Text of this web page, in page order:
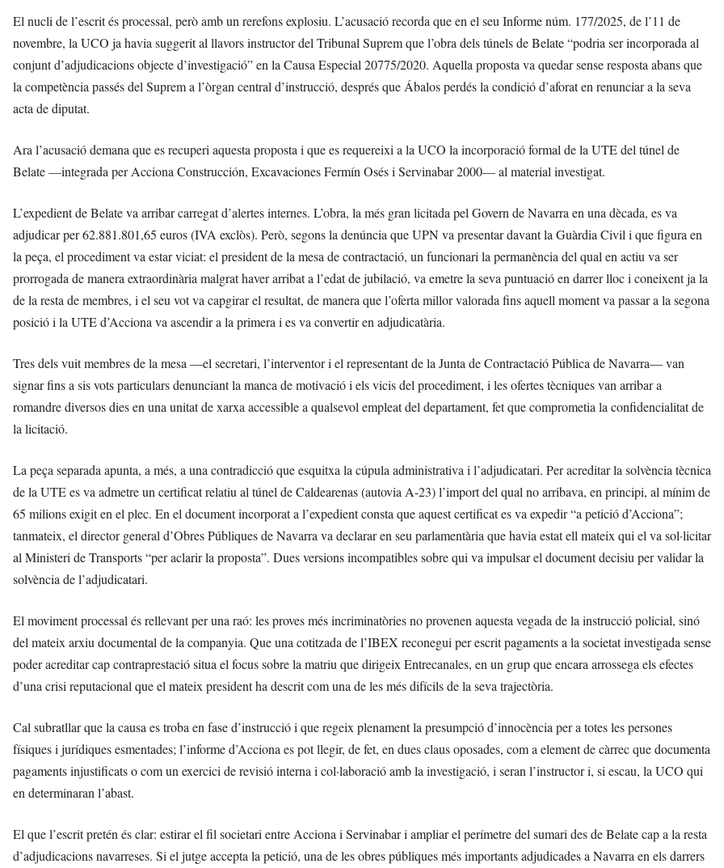
El nucli de l’escrit és processal, però amb un rerefons explosiu. L’acusació recorda que en el seu Informe núm. 177/2025, de l’11 de
novembre, la UCO ja havia suggerit al llavors instructor del Tribunal Suprem que l’obra dels túnels de Belate “podria ser incorporada al
conjunt d’adjudicacions objecte d’investigació” en la Causa Especial 20775/2020. Aquella proposta va quedar sense resposta abans que
la competència passés del Suprem a l’òrgan central d’instrucció, després que Ábalos perdés la condició d’aforat en renunciar a la seva
acta de diputat.
Ara l’acusació demana que es recuperi aquesta proposta i que es requereixi a la UCO la incorporació formal de la UTE del túnel de
Belate —integrada per Acciona Construcción, Excavaciones Fermín Osés i Servinabar 2000— al material investigat.
L’expedient de Belate va arribar carregat d’alertes internes. L’obra, la més gran licitada pel Govern de Navarra en una dècada, es va
adjudicar per 62.881.801,65 euros (IVA exclòs). Però, segons la denúncia que UPN va presentar davant la Guàrdia Civil i que figura en
la peça, el procediment va estar viciat: el president de la mesa de contractació, un funcionari la permanència del qual en actiu va ser
prorrogada de manera extraordinària malgrat haver arribat a l’edat de jubilació, va emetre la seva puntuació en darrer lloc i coneixent ja la
de la resta de membres, i el seu vot va capgirar el resultat, de manera que l’oferta millor valorada fins aquell moment va passar a la segona
posició i la UTE d’Acciona va ascendir a la primera i es va convertir en adjudicatària.
Tres dels vuit membres de la mesa —el secretari, l’interventor i el representant de la Junta de Contractació Pública de Navarra— van
signar fins a sis vots particulars denunciant la manca de motivació i els vicis del procediment, i les ofertes tècniques van arribar a
romandre diversos dies en una unitat de xarxa accessible a qualsevol empleat del departament, fet que comprometia la confidencialitat de
la licitació.
La peça separada apunta, a més, a una contradicció que esquitxa la cúpula administrativa i l’adjudicatari. Per acreditar la solvència tècnica
de la UTE es va admetre un certificat relatiu al túnel de Caldearenas (autovia A-23) l’import del qual no arribava, en principi, al mínim de
65 milions exigit en el plec. En el document incorporat a l’expedient consta que aquest certificat es va expedir “a petició d’Acciona”;
tanmateix, el director general d’Obres Públiques de Navarra va declarar en seu parlamentària que havia estat ell mateix qui el va sol·licitar
al Ministeri de Transports “per aclarir la proposta”. Dues versions incompatibles sobre qui va impulsar el document decisiu per validar la
solvència de l’adjudicatari.
El moviment processal és rellevant per una raó: les proves més incriminatòries no provenen aquesta vegada de la instrucció policial, sinó
del mateix arxiu documental de la companyia. Que una cotitzada de l’IBEX reconegui per escrit pagaments a la societat investigada sense
poder acreditar cap contraprestació situa el focus sobre la matriu que dirigeix Entrecanales, en un grup que encara arrossega els efectes
d’una crisi reputacional que el mateix president ha descrit com una de les més difícils de la seva trajectòria.
Cal subratllar que la causa es troba en fase d’instrucció i que regeix plenament la presumpció d’innocència per a totes les persones
físiques i jurídiques esmentades; l’informe d’Acciona es pot llegir, de fet, en dues claus oposades, com a element de càrrec que documenta
pagaments injustificats o com un exercici de revisió interna i col·laboració amb la investigació, i seran l’instructor i, si escau, la UCO qui
en determinaran l’abast.
El que l’escrit pretén és clar: estirar el fil societari entre Acciona i Servinabar i ampliar el perímetre del sumari des de Belate cap a la resta
d’adjudicacions navarreses. Si el jutge accepta la petició, una de les obres públiques més importants adjudicades a Navarra en els darrers